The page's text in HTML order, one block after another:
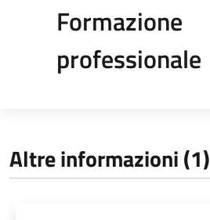
Formazione
professionale
Altre informazioni (1)